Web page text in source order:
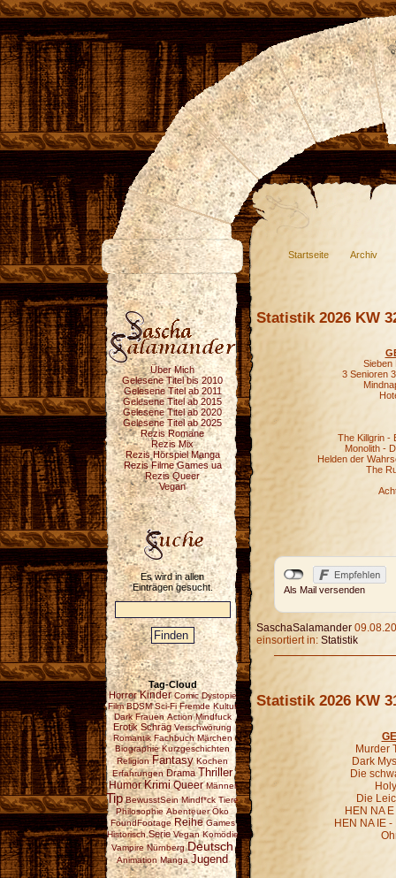
Startseite Archiv
Über Mich
Gelesene Titel bis 2010
Gelesene Titel ab 2011
Gelesene Titel ab 2015
Gelesene Titel ab 2020
Gelesene Titel ab 2025
Rezis Romane
Rezis Mix
Rezis Hörspiel Manga
Rezis Filme Games ua
Rezis Queer
Vegan
Es wird in allen
Einträgen gesucht.
Tag-Cloud
Horror Kinder Comic Dystopie
Film BDSM Sci-Fi Fremde Kultur
Dark Frauen Action Mindfuck
Erotik Schräg Verschwörung
Romantik Fachbuch Märchen
Biographie Kurzgeschichten
Religion Fantasy Kochen
Erfahrungen Drama Thriller
Humor Krimi Queer Männer
Tip BewusstSein Mindf*ck Tiere
Philosophie Abenteuer Öko
FoundFootage Reihe Games
Historisch Serie Vegan Komödie
Vampire Nürnberg Deutsch
Animation Manga Jugend
Statistik 2026 KW
Sieben
3 Senioren
The Killgrin -
Monolith -
Helden der
The
Als Mail versenden
SaschaSalamander
einsortiert in: Statistik
Statistik 2026 KW
Murder
Dark
Die
Die
HEN NA
HEN NA IE